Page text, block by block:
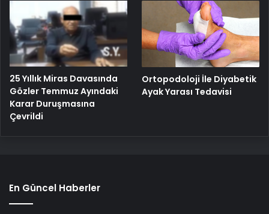
25 Yıllık Miras Davasında
Gözler Temmuz Ayındaki
Karar Duruşmasına
Çevrildi
Ortopodoloji İle Diyabetik
Ayak Yarası Tedavisi
En Güncel Haberler